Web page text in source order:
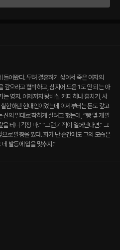
어왔다. 무려 결혼하기 싫어서 죽은 여자의
갚으라고 협박하고, 심지어 도움 1도 안 되는 아
영지. 어제까지 탕비실 커피 하나 훔치기, 사
현하던 현대인이었는데 이제부터는 돈도 갚고
의 말대로 착하게 살려고 했는데, “빵 몇 개 팔
테니 걱정 마.” “그런 기적이 일어난다면.” 그
로 팔짱을 꼈다. 화가 난 순간에도 그의 모습은
발등에 입을 맞추지.”